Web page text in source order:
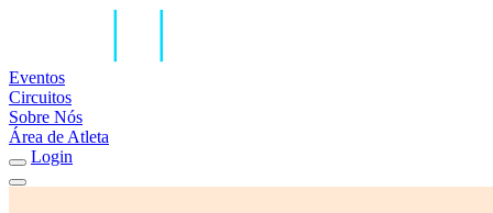
Eventos
Circuitos
Sobre Nós
Área de Atleta
Login